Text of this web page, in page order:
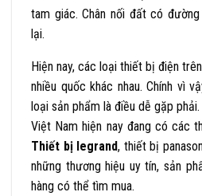
tam giác. Chân nối đất có
lại.
Hiện nay, các loại thiết bị điện
nhiều quốc khác nhau. Chính vì
loại sản phẩm là điều dễ gặp
Việt Nam hiện nay đang có các
Thiết bị legrand, thiết bị
những thương hiệu uy tín, sản
hàng có thể tìm mua.